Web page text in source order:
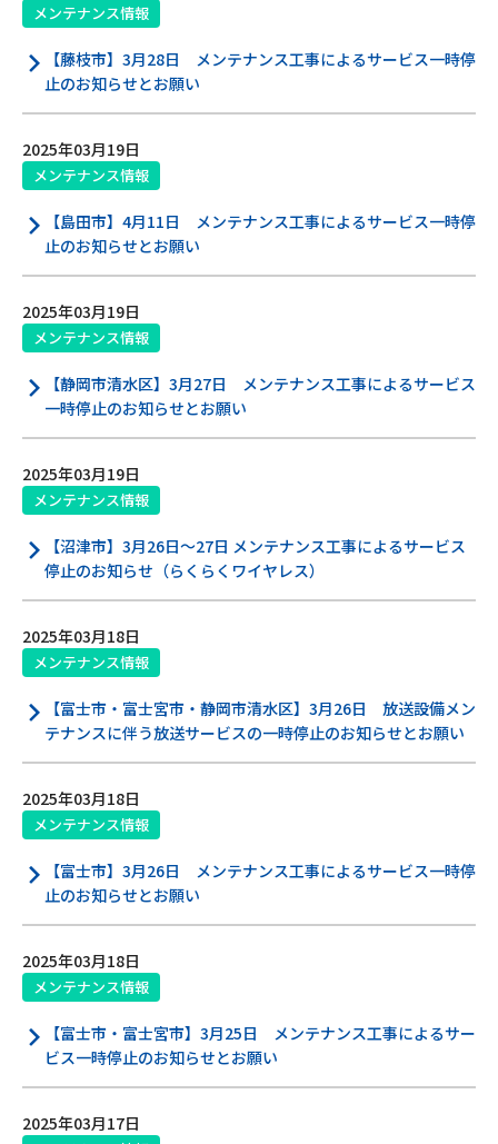
メンテナンス情報
【藤枝市】3月28日 メンテナンス工事によるサービス一時停
止のお知らせとお願い
2025年03月19日
メンテナンス情報
【島田市】4月11日 メンテナンス工事によるサービス一時停
止のお知らせとお願い
2025年03月19日
メンテナンス情報
【静岡市清水区】3月27日 メンテナンス工事によるサービス
一時停止のお知らせとお願い
2025年03月19日
メンテナンス情報
【沼津市】3月26日～27日 メンテナンス工事によるサービス
停止のお知らせ（らくらくワイヤレス）
2025年03月18日
メンテナンス情報
【富士市・富士宮市・静岡市清水区】3月26日 放送設備メン
テナンスに伴う放送サービスの一時停止のお知らせとお願い
2025年03月18日
メンテナンス情報
【富士市】3月26日 メンテナンス工事によるサービス一時停
止のお知らせとお願い
2025年03月18日
メンテナンス情報
【富士市・富士宮市】3月25日 メンテナンス工事によるサー
ビス一時停止のお知らせとお願い
2025年03月17日